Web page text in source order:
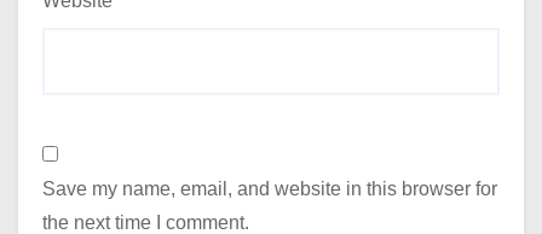
Save my name, email, and website in this browser for
the next time I comment.